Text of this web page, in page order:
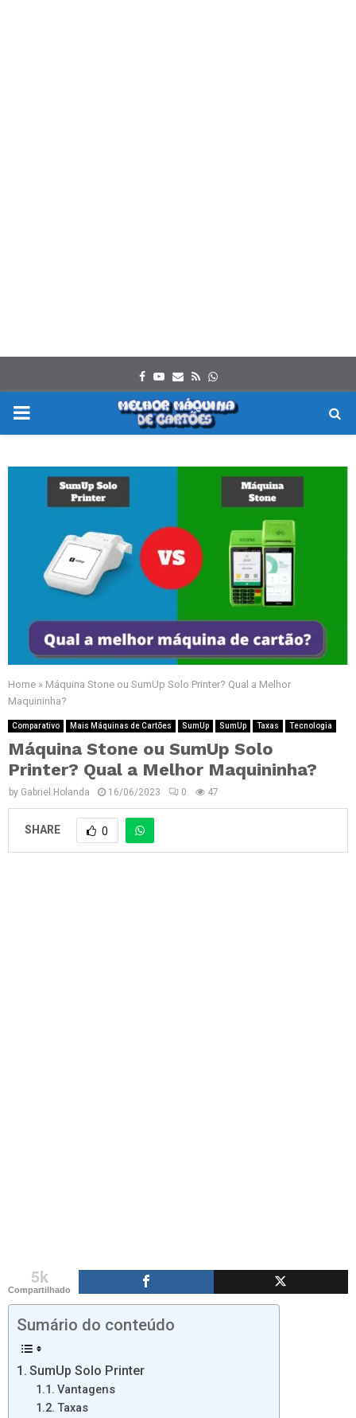
Facebook
Youtube
Email
RssWhatsapp
PRIMARY
Home » Máquina Stone ou SumUp Solo Printer? Qual a Melhor
Maquininha?
Comparativo Mais Máquinas de Cartões SumUp SumUp Taxas Tecnologia
Máquina Stone ou SumUp Solo
Printer? Qual a Melhor Maquininha?
by Gabriel Holanda 16/06/2023 0 47
SHARE 0
5k
Compartilhado
Sumário do conteúdo
SumUp Solo Printer
Vantagens
Taxas